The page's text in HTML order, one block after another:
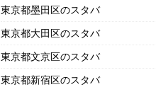
東京都墨田区のスタバ
東京都大田区のスタバ
東京都文京区のスタバ
東京都新宿区のスタバ